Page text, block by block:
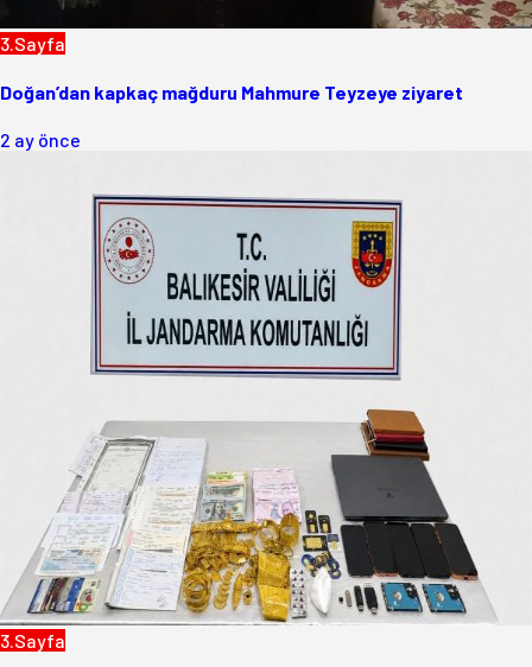
3.Sayfa
Doğan’dan kapkaç mağduru Mahmure Teyzeye ziyaret
2 ay önce
3.Sayfa